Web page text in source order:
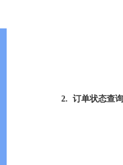
2. 订单状态查询